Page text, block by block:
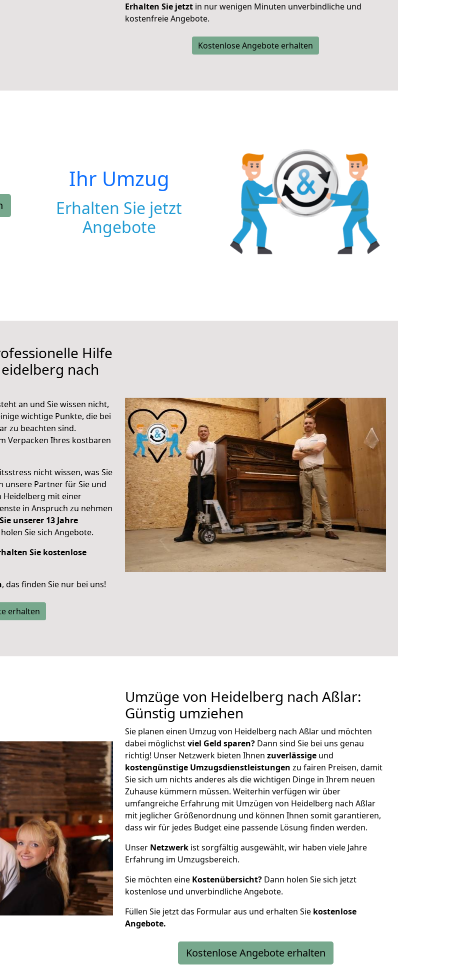
Erhalten Sie jetzt in nur wenigen Minuten unverbindliche und
kostenfreie Angebote.
Kostenlose Angebote erhalten
Ihr Umzug
Erhalten Sie jetzt
Angebote
Hilfe
nach
an und Sie wissen nicht,
wichtige Punkte, die bei
zu beachten sind.
Verpacken Ihres kostbaren
nicht wissen, was Sie
unsere Partner für Sie und
Heidelberg mit einer
in Anspruch zu nehmen
unserer 13 Jahre
Sie sich Angebote.
Sie kostenlose
, das finden Sie nur bei uns!
erhalten
Umzüge von Heidelberg nach Aßlar:
Günstig umziehen
Sie planen einen Umzug von Heidelberg nach Aßlar und möchten
dabei möglichstviel Geld sparen? Dann sind Sie bei uns genau
richtig! Unser Netzwerk bieten Ihnen zuverlässige und
kostengünstige Umzugsdienstleistungen zu fairen Preisen, damit
Sie sich um nichts anderes als die wichtigen Dinge in Ihrem neuen
Zuhause kümmern müssen. Weiterhin verfügen wir über
umfangreiche Erfahrung mit Umzügen von Heidelberg nach Aßlar
mit jeglicher Größenordnung und können Ihnen somit garantieren,
dass wir für jedes Budget eine passende Lösung finden werden.
Unser Netzwerk ist sorgfältig ausgewählt, wir haben viele Jahre
Erfahrung im Umzugsbereich.
Sie möchten eine Kostenübersicht? Dann holen Sie sich jetzt
kostenlose und unverbindliche Angebote.
Füllen Sie jetzt das Formular aus und erhalten Sie kostenlose
Angebote.
Kostenlose Angebote erhalten